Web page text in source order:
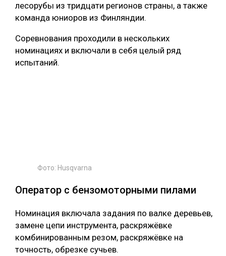
лесорубы из тридцати регионов страны, а также
команда юниоров из Финляндии.
Соревнования проходили в нескольких
номинациях и включали в себя целый ряд
испытаний.
Фото: Husqvarna
Оператор с бензомоторными пилами
Номинация включала задания по валке деревьев,
замене цепи инструмента, раскряжёвке
комбинированным резом, раскряжёвке на
точность, обрезке сучьев.